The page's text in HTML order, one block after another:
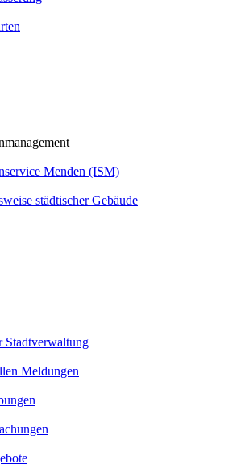
Menden (ISM)
städtischer Gebäude
Stadtverwaltung
Meldungen